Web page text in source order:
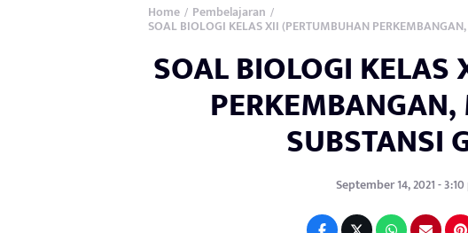
Home / Pembelajaran /
SOAL BIOLOGI KELAS XII (PERTUMBUHAN
SOAL BIOLOGI
SUBSTANSI
September 14, 2021 -